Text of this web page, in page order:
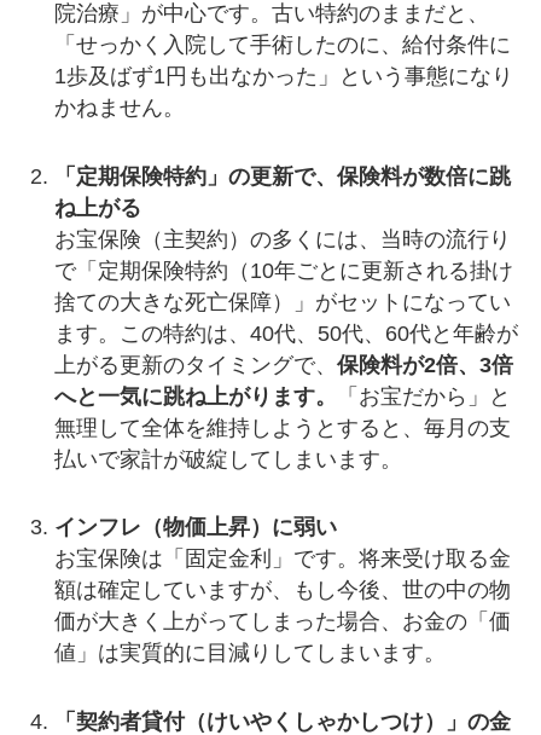
院治療」が中心です。古い特約のままだと、
「せっかく入院して手術したのに、給付条件に
1歩及ばず1円も出なかった」という事態になり
かねません。
「定期保険特約」の更新で、保険料が数倍に跳
ね上がる
お宝保険（主契約）の多くには、当時の流行り
で「定期保険特約（10年ごとに更新される掛け
捨ての大きな死亡保障）」がセットになってい
ます。この特約は、40代、50代、60代と年齢が
上がる更新のタイミングで、 保険料が2倍、3倍
へと一気に跳ね上がります。
「お宝だから」と
無理して全体を維持しようとすると、毎月の支
払いで家計が破綻してしまいます。
インフレ（物価上昇）に弱い
お宝保険は「固定金利」です。将来受け取る金
額は確定していますが、もし今後、世の中の物
価が大きく上がってしまった場合、お金の「価
値」は実質的に目減りしてしまいます。
「契約者貸付（けいやくしゃかしつけ）」の金